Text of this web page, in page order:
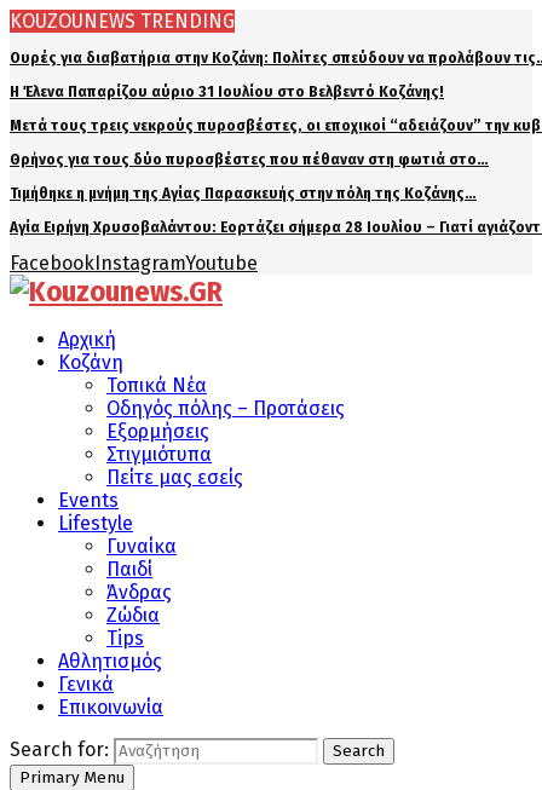
KOUZOUNEWS TRENDING
Ουρές για διαβατήρια στην Κοζάνη: Πολίτες σπεύδουν να προλάβουν
Η Έλενα Παπαρίζου αύριο 31 Ιουλίου στο Βελβεντό Κοζάνης!
Μετά τους τρεις νεκρούς πυροσβέστες, οι εποχικοί “αδειάζουν” την
Θρήνος για τους δύο πυροσβέστες που πέθαναν στη φωτιά στο…
Τιμήθηκε η μνήμη της Αγίας Παρασκευής στην πόλη της Κοζάνης…
Αγία Ειρήνη Χρυσοβαλάντου: Εορτάζει σήμερα 28 Ιουλίου – Γιατί
FacebookInstagramYoutube
Αρχική
Κοζάνη
Τοπικά Νέα
Οδηγός πόλης – Προτάσεις
Εξορμήσεις
Στιγμιότυπα
Πείτε μας εσείς
Events
Lifestyle
Γυναίκα
Παιδί
Άνδρας
Ζώδια
Tips
Αθλητισμός
Γενικά
Επικοινωνία
Search for:
Search
Primary Menu